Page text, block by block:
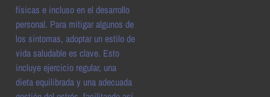
físicas e incluso en el desarrollo
personal. Para mitigar algunos de
los síntomas, adoptar un estilo de
vida saludable es clave. Esto
incluye ejercicio regular, una
dieta equilibrada y una adecuada